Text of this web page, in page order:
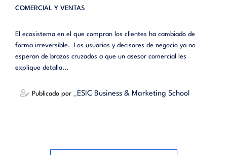
COMERCIAL Y VENTAS
El ecosistema en el que compran los clientes ha cambiado de
forma irreversible. Los usuarios y decisores de negocio ya no
esperan de brazos cruzados a que un asesor comercial les
explique detalla...
Publicado por _ESIC Business & Marketing School